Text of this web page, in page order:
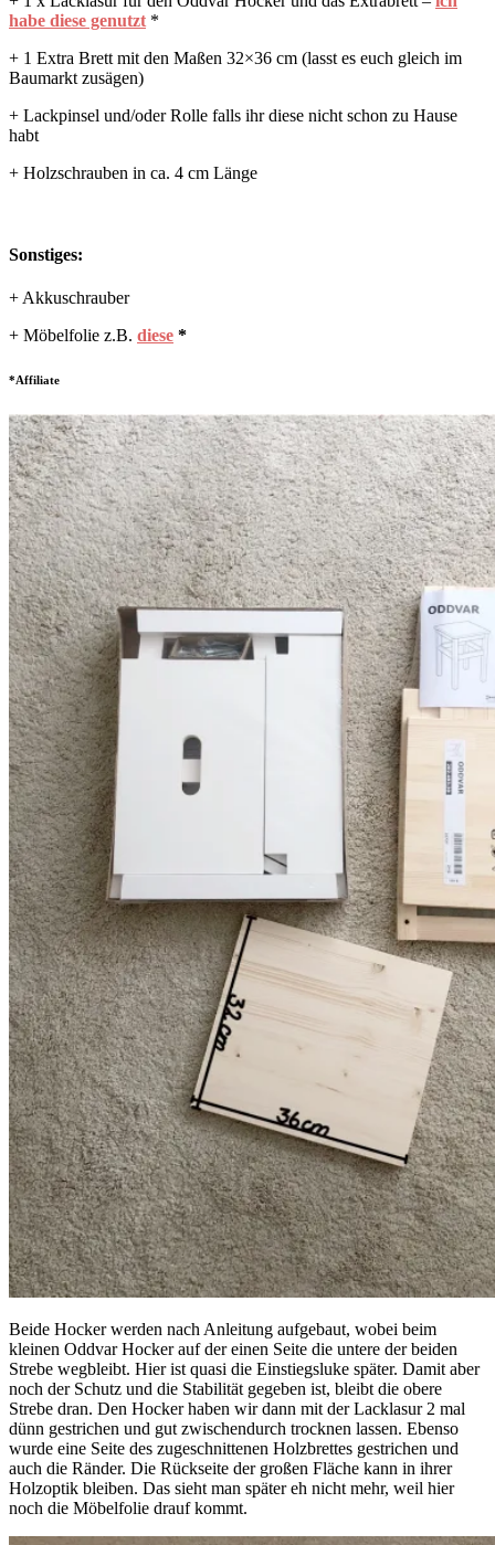
habe diese genutzt *
+ 1 Extra Brett mit den Maßen 32×36 cm (lasst es euch gleich im
Baumarkt zusägen)
+ Lackpinsel und/oder Rolle falls ihr diese nicht schon zu Hause
habt
+ Holzschrauben in ca. 4 cm Länge
Sonstiges:
+ Akkuschrauber
+ Möbelfolie z.B. diese *
*Affiliate
Beide Hocker werden nach Anleitung aufgebaut, wobei beim
kleinen Oddvar Hocker auf der einen Seite die untere der beiden
Strebe wegbleibt. Hier ist quasi die Einstiegsluke später. Damit aber
noch der Schutz und die Stabilität gegeben ist, bleibt die obere
Strebe dran. Den Hocker haben wir dann mit der Lacklasur 2 mal
dünn gestrichen und gut zwischendurch trocknen lassen. Ebenso
wurde eine Seite des zugeschnittenen Holzbrettes gestrichen und
auch die Ränder. Die Rückseite der großen Fläche kann in ihrer
Holzoptik bleiben. Das sieht man später eh nicht mehr, weil hier
noch die Möbelfolie drauf kommt.